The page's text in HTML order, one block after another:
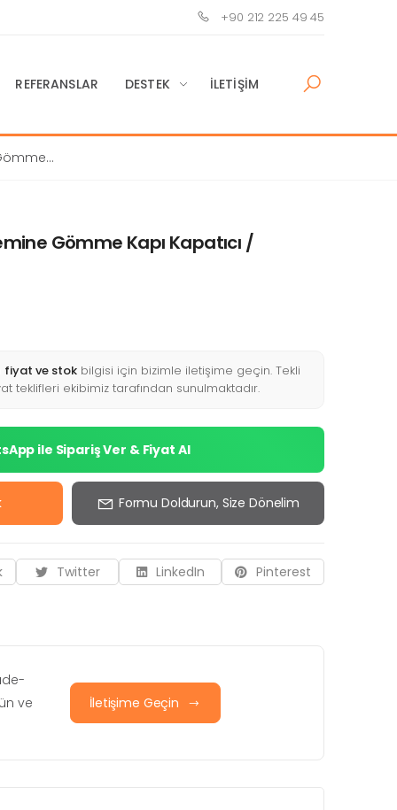
+90 212 225 49 45
REFERANSLAR DESTEK İLETIŞIM
Gömme Kapı Kapatıcı /
fiyat ve stok bilgisi için bizimle iletişime geçin. Tekli
teklifleri ekibimiz tarafından sunulmaktadır.
ile Sipariş Ver & Fiyat Al
Formu Doldurun, Size Dönelim
Twitter LinkedIn Pinterest
ve
İletişime Geçin